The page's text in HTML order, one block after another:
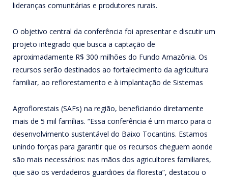
lideranças comunitárias e produtores rurais.
O objetivo central da conferência foi apresentar e discutir um
projeto integrado que busca a captação de
aproximadamente R$ 300 milhões do Fundo Amazônia. Os
recursos serão destinados ao fortalecimento da agricultura
familiar, ao reflorestamento e à implantação de Sistemas
Agroflorestais (SAFs) na região, beneficiando diretamente
mais de 5 mil famílias. “Essa conferência é um marco para o
desenvolvimento sustentável do Baixo Tocantins. Estamos
unindo forças para garantir que os recursos cheguem aonde
são mais necessários: nas mãos dos agricultores familiares,
que são os verdadeiros guardiões da floresta”, destacou o